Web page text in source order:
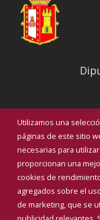
Utilizamos una
páginas de este sitio
necesarias para
proporcionan una
cookies de
agregados sobre el
de marketing, que se